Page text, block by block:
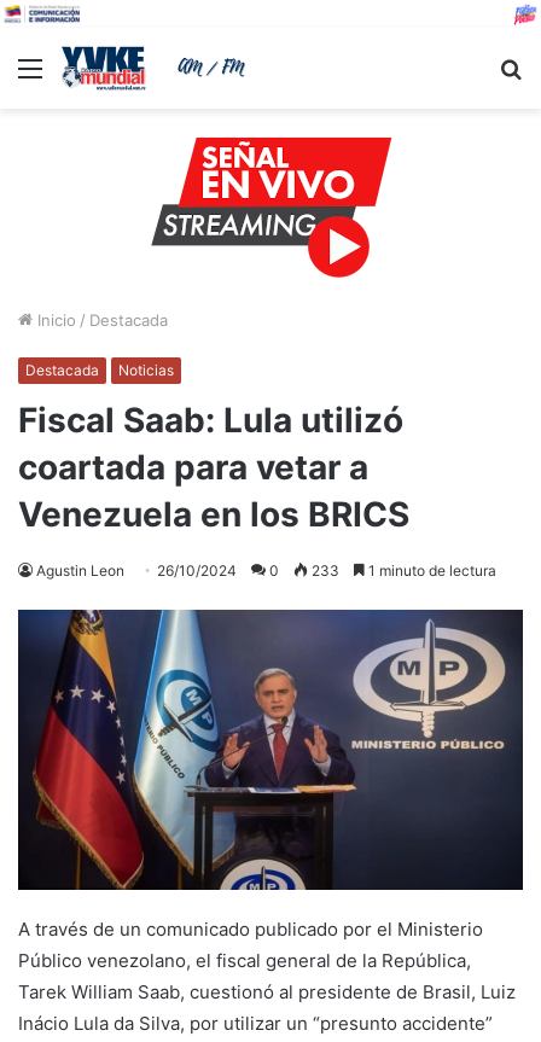
Menu
Inicio / Destacada
Destacada Noticias
Fiscal Saab: Lula utilizó
coartada para vetar a
Venezuela en los BRICS
Agustin Leon 26/10/2024 0 233 1 minuto de lectura
A través de un comunicado publicado por el Ministerio
Público venezolano, el fiscal general de la República,
Tarek William Saab, cuestionó al presidente de Brasil, Luiz
Inácio Lula da Silva, por utilizar un “presunto accidente”